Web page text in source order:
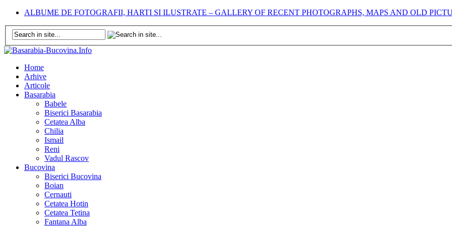
ALBUME DE FOTOGRAFII, HARTI SI ILUSTRATE – GALLERY OF RECENT PHOTOGRAPHS, MAPS AND OLD
Home
Arhive
Articole
Basarabia
Babele
Biserici Basarabia
Cetatea Alba
Chilia
Ismail
Reni
Vadul Rascov
Bucovina
Biserici Bucovina
Boian
Cernauti
Cetatea Hotin
Cetatea Tetina
Fantana Alba